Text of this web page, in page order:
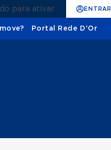
para ativar ENTRAR
Portal Rede D'Or